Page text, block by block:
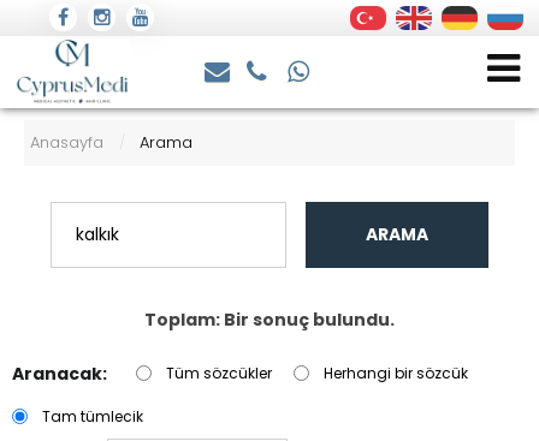
Anasayfa / Arama
ARAMA
Toplam: Bir sonuç bulundu.
Aranacak: Tüm sözcükler Herhangi bir sözcük
Tam tümlecik